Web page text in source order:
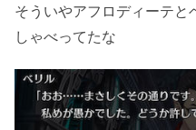
そういやアフロディーテ
しゃべってたな